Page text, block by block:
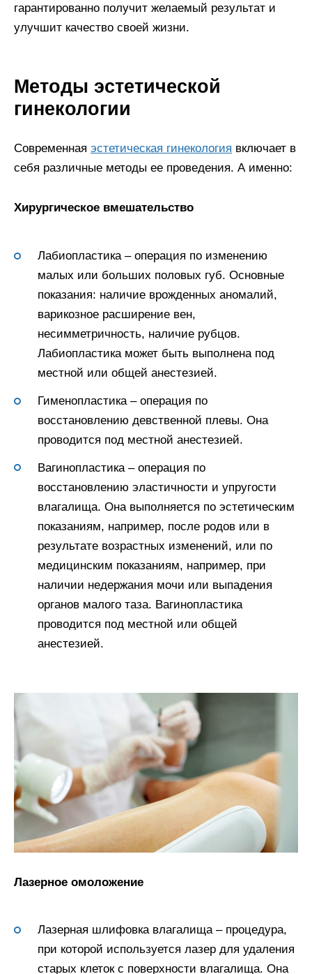
гарантированно получит желаемый результат и
улучшит качество своей жизни.
Методы эстетической
гинекологии
Современная эстетическая гинекология включает в
себя различные методы ее проведения. А именно:
Хирургическое вмешательство
Лабиопластика – операция по изменению
малых или больших половых губ. Основные
показания: наличие врожденных аномалий,
варикозное расширение вен,
несимметричность, наличие рубцов.
Лабиопластика может быть выполнена под
местной или общей анестезией.
Гименопластика – операция по
восстановлению девственной плевы. Она
проводится под местной анестезией.
Вагинопластика – операция по
восстановлению эластичности и упругости
влагалища. Она выполняется по эстетическим
показаниям, например, после родов или в
результате возрастных изменений, или по
медицинским показаниям, например, при
наличии недержания мочи или выпадения
органов малого таза. Вагинопластика
проводится под местной или общей
анестезией.
Лазерное омоложение
Лазерная шлифовка влагалища – процедура,
при которой используется лазер для удаления
старых клеток с поверхности влагалища. Она